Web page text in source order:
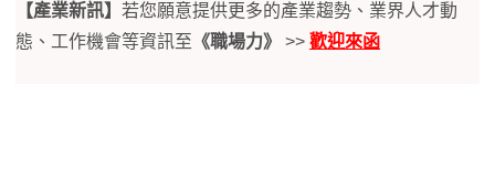
【產業新訊】 若您願意提供更多的產業趨勢、業界人才動
態、工作機會等資訊至 《職場力》 >> 歡迎來函